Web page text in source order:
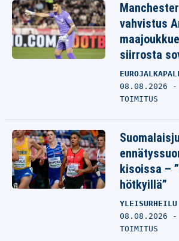
vahvistus
siirrosta
08.08.2026
TOIMITUS
kisoissa –
hötkyillä”
YLEISURHEILU
08.08.2026
TOIMITUS